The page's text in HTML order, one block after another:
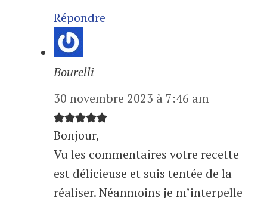
Répondre
Bourelli
30 novembre 2023 à 7:46 am
Bonjour,
Vu les commentaires votre recette
est délicieuse et suis tentée de la
réaliser. Néanmoins je m’interpelle